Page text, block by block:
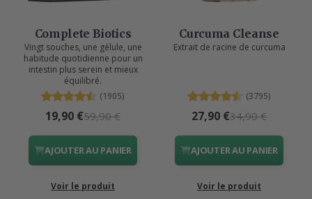
Complete Biotics
Vingt souches, une gélule, une
habitude quotidienne pour un
intestin plus serein et mieux
équilibré.
(1905)
19,90 €59,90 €
AJOUTER AU PANIER
Voir le produit
Curcuma Cleanse
Extrait de racine de curcuma
(3795)
27,90 €34,90 €
AJOUTER AU PANIER
Voir le produit